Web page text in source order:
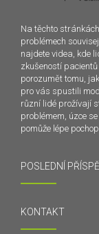
Na těchto
problémech
najdete videa, kde
zkušeností
porozumět tomu,
pro vás spustili
různí lidé prožívají
problémem, úzce
pomůže lépe
POSLEDNÍ
KONTAKT